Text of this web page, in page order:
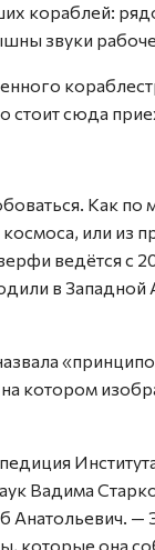
кораблей:
звуки
стоит сюда
Как по
или из
ведётся с
в Западной
котором
Вадима
Анатольевич.
которые она